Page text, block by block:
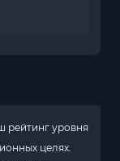
рейтинг уровня
целях.